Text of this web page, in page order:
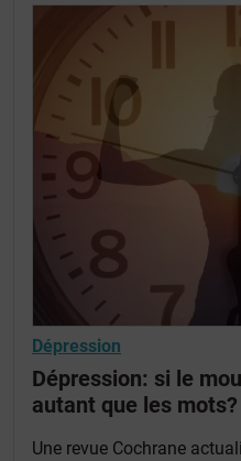
Dépression
Dépression: si le
autant que les mots?
Une revue Cochrane